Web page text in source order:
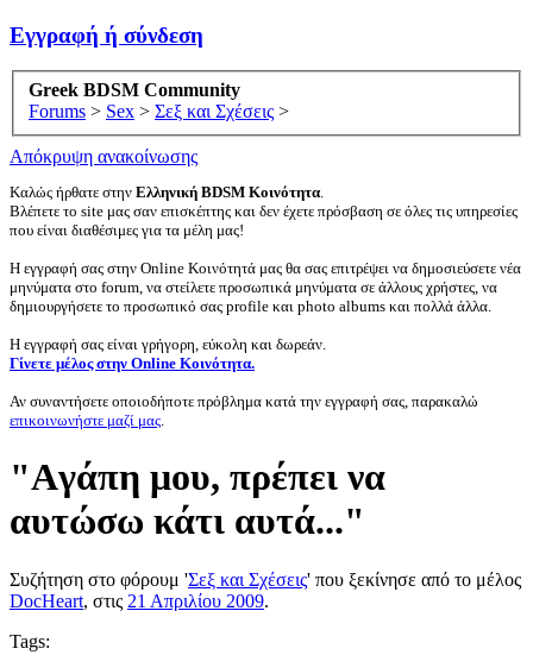
Εγγραφή ή σύνδεση
Greek BDSM Community
Forums > Sex > Σεξ και Σχέσεις >
Απόκρυψη ανακοίνωσης
Καλώς ήρθατε στην Ελληνική BDSM Κοινότητα.
Βλέπετε το site μας σαν επισκέπτης και δεν έχετε πρόσβαση σε όλες τις υπηρεσίες
που είναι διαθέσιμες για τα μέλη μας!
Η εγγραφή σας στην Online Κοινότητά μας θα σας επιτρέψει να δημοσιεύσετε νέα
μηνύματα στο forum, να στείλετε προσωπικά μηνύματα σε άλλους χρήστες, να
δημιουργήσετε το προσωπικό σας profile και photo albums και πολλά άλλα.
Η εγγραφή σας είναι γρήγορη, εύκολη και δωρεάν.
Γίνετε μέλος στην Online Κοινότητα.
Αν συναντήσετε οποιοδήποτε πρόβλημα κατά την εγγραφή σας, παρακαλώ
επικοινωνήστε μαζί μας.
"Aγάπη μου, πρέπει να
αυτώσω κάτι αυτά..."
Συζήτηση στο φόρουμ 'Σεξ και Σχέσεις' που ξεκίνησε από το μέλος
DocHeart, στις 21 Απριλίου 2009.
Tags: